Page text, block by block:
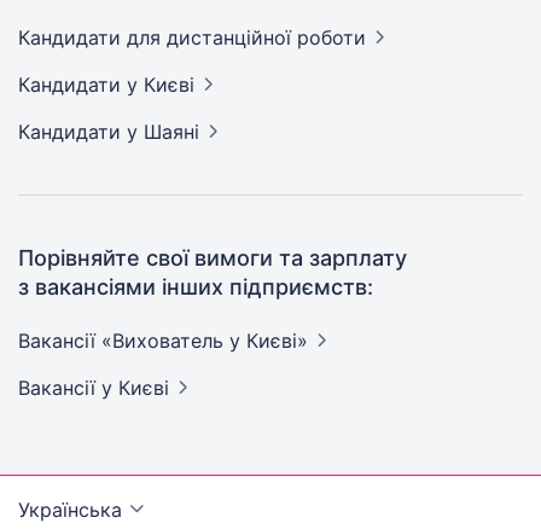
Кандидати для дистанційної роботи
Кандидати у Києві
Кандидати у Шаяні
Порівняйте свої вимоги та зарплату
з вакансіями інших підприємств:
Вакансії «Вихователь у Києві»
Вакансії у Києві
Українська